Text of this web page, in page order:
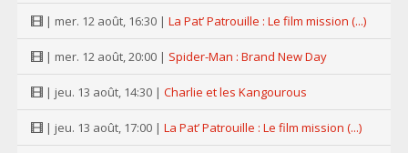
| mer. 12 août, 16:30 | La Pat’ Patrouille : Le film mission (...)
| mer. 12 août, 20:00 | Spider-Man : Brand New Day
| jeu. 13 août, 14:30 | Charlie et les Kangourous
| jeu. 13 août, 17:00 | La Pat’ Patrouille : Le film mission (...)